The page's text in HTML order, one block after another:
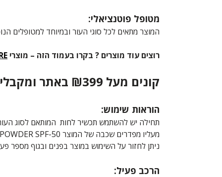
מטופל פוטנציאלי:
המוצר מתאים לכל סוגי העור ובמיוחד למטופלים
רוצים עוד מוצרים ? בקרו בעמוד הזה – מוצרי
קונים מעל ₪399 באתר ומקבלים סבון קצף
הוראות שימוש:
תחילה יש להשתמש תכשיר לחות המותאם לסוג
מעליו מפדרים שכבה של המוצר PUPO POWDER SPF-50 היוצר מברשת ההגנה מושלמת על העור.
ניתן לחזור על השימוש במוצר בפנים ובגוף מספר
הרכב פעיל: